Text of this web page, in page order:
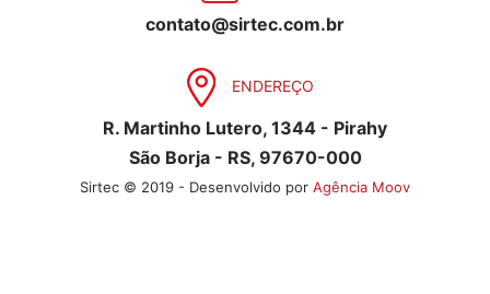
contato@sirtec.com.br
ENDEREÇO
R. Martinho Lutero, 1344 - Pirahy
São Borja - RS, 97670-000
Sirtec © 2019 - Desenvolvido por Agência Moov